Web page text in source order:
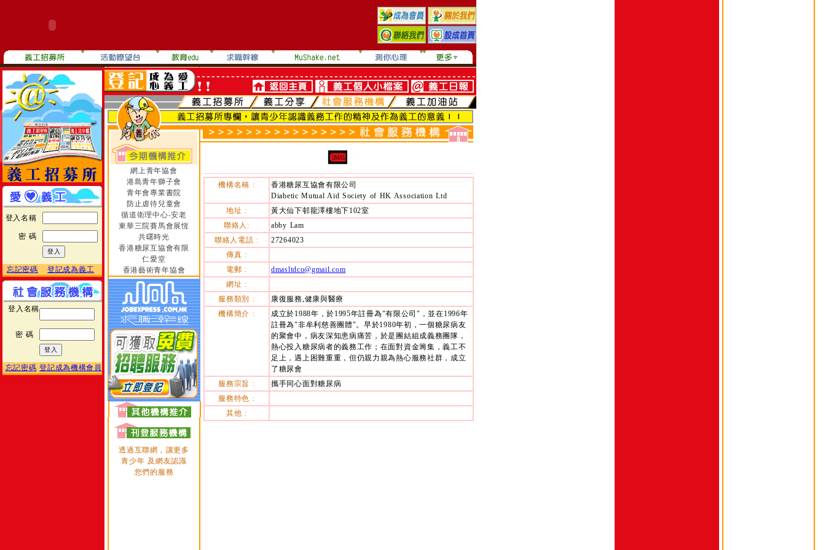
登入名稱
密 碼
忘記密碼 登記成為義工
登入名稱
密 碼
忘記密碼 登記成為機構會員
網上青年協會
港島青年獅子會
青年會專業書院
防止虐待兒童會
循道衛理中心-安老
東華三院賽馬會展恆
共曙時光
香港糖尿互協會有限
仁愛堂
香港藝術青年協會
透過互聯網 , 讓更多
青少年 及網友認識
您們的服務
機構名稱 :
香港糖尿互協會有限公司
Diabetic Mutual Aid Society of HK Association Ltd
地址 :
黃大仙下邨龍澤樓地下102室
聯絡人:
abby Lam
聯絡人電話 :
27264023
傳真 :
電郵 :
dmasltdco@gmail.com
網址 :
服務類別 :
康復服務,健康與醫療
機構簡介 :
成立於1988年，於1995年註冊為"有限公司"，並在1996年
註冊為"非牟利慈善團體"。早於1980年初，一個糖尿病友
的聚會中，病友深知患病痛苦，於是團結組成義務團隊，
熱心投入糖尿病者的義務工作；在面對資金籌集，義工不
足上，遇上困難重重，但仍親力親為熱心服務社群，成立
了糖尿會
服務宗旨 :
攜手同心面對糖尿病
服務特色 :
其他 :